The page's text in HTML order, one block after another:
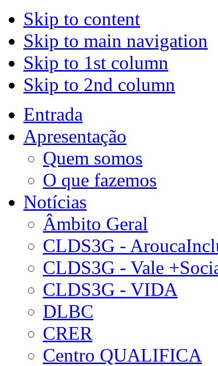
Skip to content
Skip to main navigation
Skip to 1st column
Skip to 2nd column
Entrada
Apresentação
Quem somos
O que fazemos
Notícias
Âmbito Geral
CLDS3G -
CLDS3G - Vale
CLDS3G - VIDA
DLBC
CRER
Centro QUALIFICA